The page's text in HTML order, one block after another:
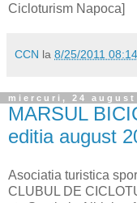
Cicloturism Napoca]
CCN la 8/25/2011
miercuri, 24 august
MARSUL
editia august
Asociatia turistica
CLUBUL DE